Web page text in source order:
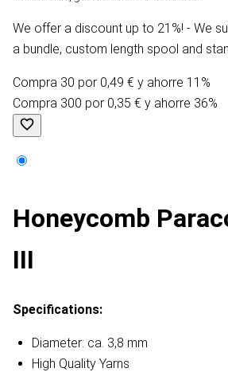
We offer a discount up to 21%! - We
a bundle, custom length spool and
Compra 30 por 0,49 € y ahorre 11%
Compra 300 por 0,35 € y ahorre 36%
Honeycomb
III
Specifications:
Diameter: ca. 3,8 mm
High Quality Yarns